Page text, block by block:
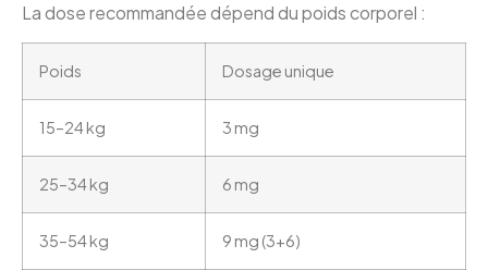
La dose recommandée dépend du poids corporel :
Poids Dosage unique
15–24 kg 3 mg
25–34 kg 6 mg
35–54 kg 9 mg (3+6)